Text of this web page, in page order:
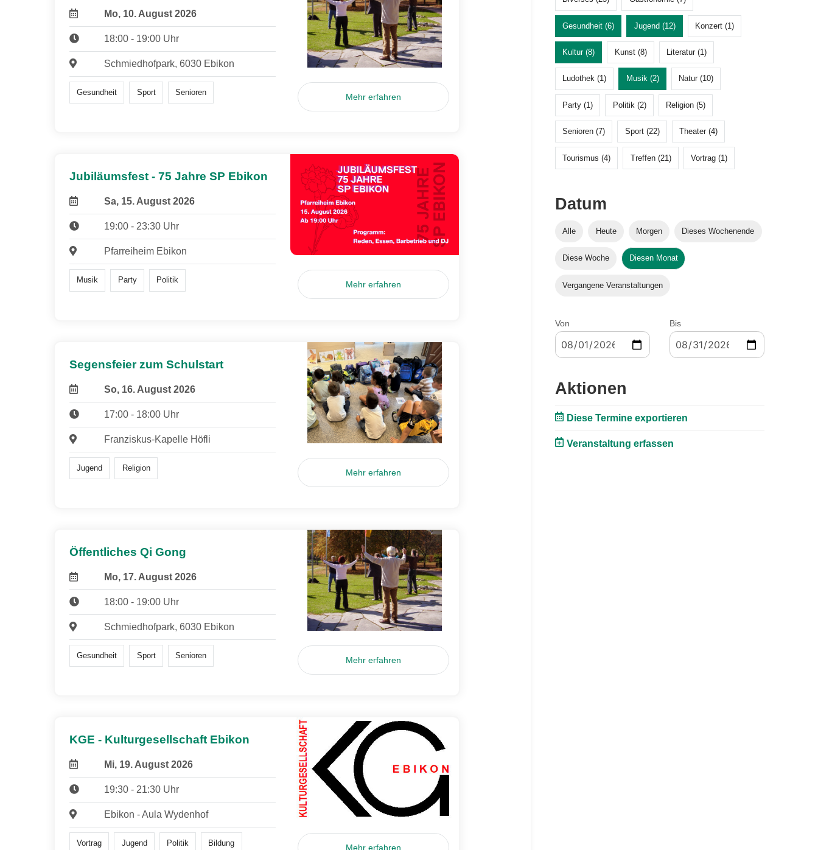
Mo, 10. August 2026
18:00 - 19:00 Uhr
Schmiedhofpark, 6030 Ebikon
Gesundheit Sport Senioren Mehr erfahren
Jubiläumsfest - 75 Jahre SP Ebikon
Sa, 15. August 2026
19:00 - 23:30 Uhr
Pfarreiheim Ebikon
Musik Party Politik Mehr erfahren
Segensfeier zum Schulstart
So, 16. August 2026
17:00 - 18:00 Uhr
Franziskus-Kapelle Höfli
Jugend Religion Mehr erfahren
Öffentliches Qi Gong
Mo, 17. August 2026
18:00 - 19:00 Uhr
Schmiedhofpark, 6030 Ebikon
Gesundheit Sport Senioren Mehr erfahren
KGE - Kulturgesellschaft Ebikon
Mi, 19. August 2026
19:30 - 21:30 Uhr
Ebikon - Aula Wydenhof
Vortrag Jugend Politik Bildung Mehr erfahren
Gesundheit (6) Jugend (12) Konzert (1)
Kultur (8) Kunst (8) Literatur (1)
Ludothek (1) Musik (2) Natur (10)
Party (1) Politik (2) Religion (5)
Senioren (7) Sport (22) Theater (4)
Tourismus (4) Treffen (21) Vortrag (1)
Datum
Alle Heute Morgen Dieses Wochenende
Diese Woche Diesen Monat
Vergangene Veranstaltungen
Von Bis
Aktionen
Diese Termine exportieren
Veranstaltung erfassen